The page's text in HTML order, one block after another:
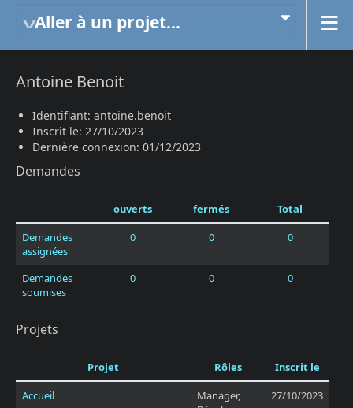
Aller à un projet...
Antoine Benoit
Identifiant: antoine.benoit
Inscrit le: 27/10/2023
Dernière connexion: 01/12/2023
Demandes
ouverts fermés
Total
Demandes
assignées
0 0 0
Demandes
soumises
0 0 0
Projets
Projet Rôles
Inscrit le
Accueil
Manager,
27/10/2023